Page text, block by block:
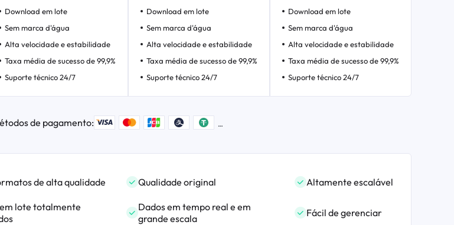
Download em lote
Sem marca d'água
Alta velocidade e estabilidade
Taxa média de sucesso de 99,9%
Suporte técnico 24/7
Download em lote
Sem marca d'água
Alta velocidade e estabilidade
Taxa média de sucesso de 99,9%
Suporte técnico 24/7
Download em lote
Sem marca d'água
Alta velocidade e estabilidade
Taxa média de sucesso de 99,9%
Suporte técnico 24/7
de pagamento:
de alta qualidade Qualidade original Altamente escalável
lote totalmente
Dados em tempo real e em
grande escala
Fácil de gerenciar